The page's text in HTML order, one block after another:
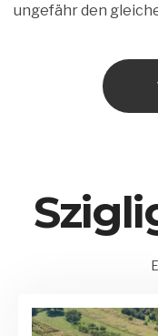
ungefähr den